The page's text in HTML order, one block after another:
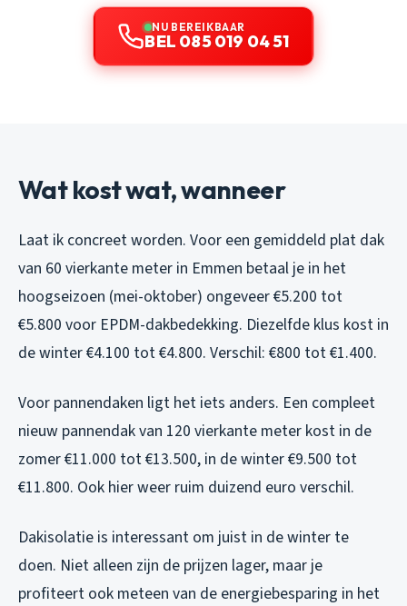
NU BEREIKBAAR
BEL 085 019 04 51
Wat kost wat, wanneer
Laat ik concreet worden. Voor een gemiddeld plat dak
van 60 vierkante meter in Emmen betaal je in het
hoogseizoen (mei-oktober) ongeveer €5.200 tot
€5.800 voor EPDM-dakbedekking. Diezelfde klus kost in
de winter €4.100 tot €4.800. Verschil: €800 tot €1.400.
Voor pannendaken ligt het iets anders. Een compleet
nieuw pannendak van 120 vierkante meter kost in de
zomer €11.000 tot €13.500, in de winter €9.500 tot
€11.800. Ook hier weer ruim duizend euro verschil.
Dakisolatie is interessant om juist in de winter te
doen. Niet alleen zijn de prijzen lager, maar je
profiteert ook meteen van de energiebesparing in het